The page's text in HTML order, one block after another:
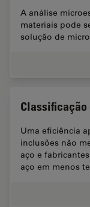
A análise
materiais pode
solução de
Classificação
Uma eficiência
inclusões não
aço e
aço em menos